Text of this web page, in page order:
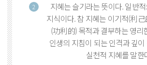
2
지혜는 슬기라는 뜻이다. 일반
지식이다. 참 지혜는 이기적(利
(功利的) 목적과 결부하는 영리
인생의 지침이 되는 인격과 깊
실천적 지혜를 말한